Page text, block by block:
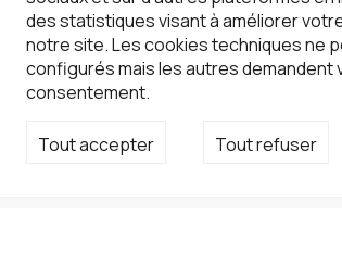
des statistiques visant à améliorer
notre site. Les cookies techniques ne
configurés mais les autres demandent
consentement.
Tout accepter Tout refuser
Inscrivez-vous à notre newsletter !
S'inscrire
Réseaux sociaux